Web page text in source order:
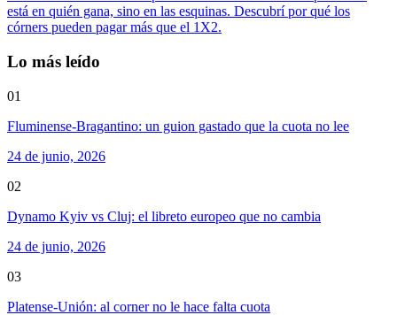
está en quién gana, sino en las esquinas. Descubrí por qué los
córners pueden pagar más que el 1X2.
Lo más leído
01
Fluminense-Bragantino: un guion gastado que la cuota no lee
24 de junio, 2026
02
Dynamo Kyiv vs Cluj: el libreto europeo que no cambia
24 de junio, 2026
03
Platense-Unión: al corner no le hace falta cuota